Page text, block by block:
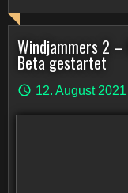
Windjammers 2
Beta gestartet
12. August 2021